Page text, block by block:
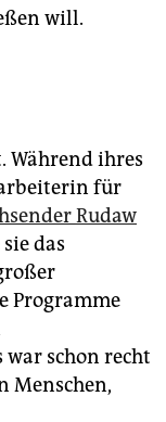
will.
Während ihres
für
Rudaw
das
Programme
schon recht
Menschen,